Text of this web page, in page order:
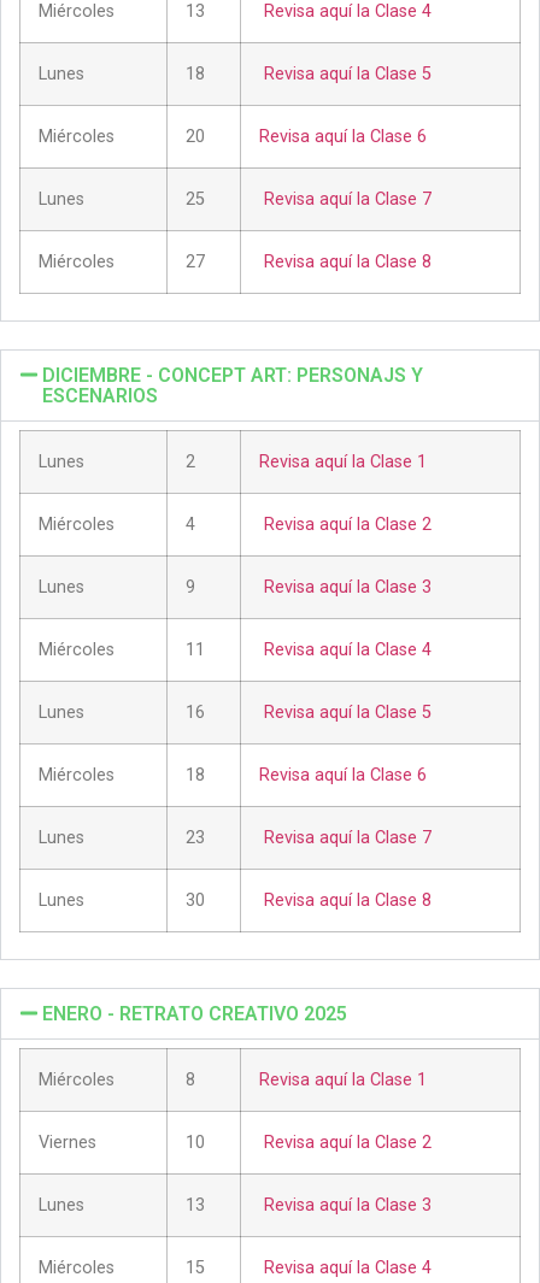
Miércoles 13 Revisa aquí la Clase 4
Lunes 18 Revisa aquí la Clase 5
Miércoles 20 Revisa aquí la Clase 6
Lunes 25 Revisa aquí la Clase 7
Miércoles 27 Revisa aquí la Clase 8
DICIEMBRE - CONCEPT ART: PERSONAJS Y
ESCENARIOS
Lunes 2 Revisa aquí la Clase 1
Miércoles 4 Revisa aquí la Clase 2
Lunes 9 Revisa aquí la Clase 3
Miércoles 11 Revisa aquí la Clase 4
Lunes 16 Revisa aquí la Clase 5
Miércoles 18 Revisa aquí la Clase 6
Lunes 23 Revisa aquí la Clase 7
Lunes 30 Revisa aquí la Clase 8
ENERO - RETRATO CREATIVO 2025
Miércoles 8 Revisa aquí la Clase 1
Viernes 10 Revisa aquí la Clase 2
Lunes 13 Revisa aquí la Clase 3
Miércoles 15 Revisa aquí la Clase 4